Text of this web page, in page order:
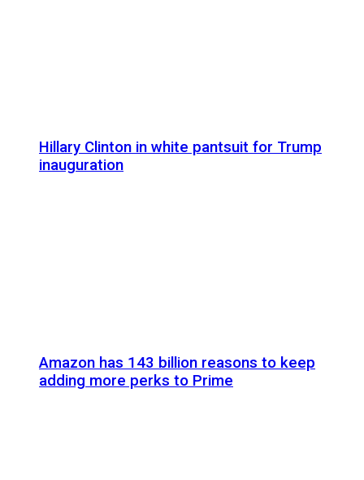
Hillary Clinton in white pantsuit for Trump
inauguration
Amazon has 143 billion reasons to keep
adding more perks to Prime